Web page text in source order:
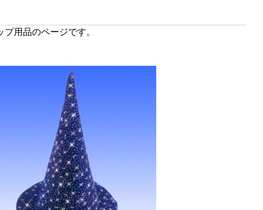
用品のページです。